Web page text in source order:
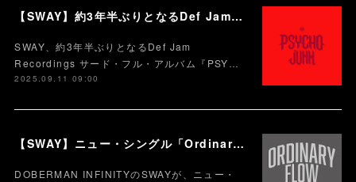
【SWAY】約3年半ぶりとなるDef Jam Recordingsからのサード・フル・アルバム『PSYCHO JUNK』、9月12日サプライズ・リリース。
SWAY、約3年半ぶりとなるDef Jam
Recordings サード・フル・アルバム『PSY…
2025.09.11 09:00
【SWAY】ニュー・シングル「Ordinary flow (feat.MIYACHI) 」を本日10月9日に配信スタート。 週末の休みまで頑張る社会人への応援ソング
DOBERMAN INFINITYのSWAYが、ニュー・